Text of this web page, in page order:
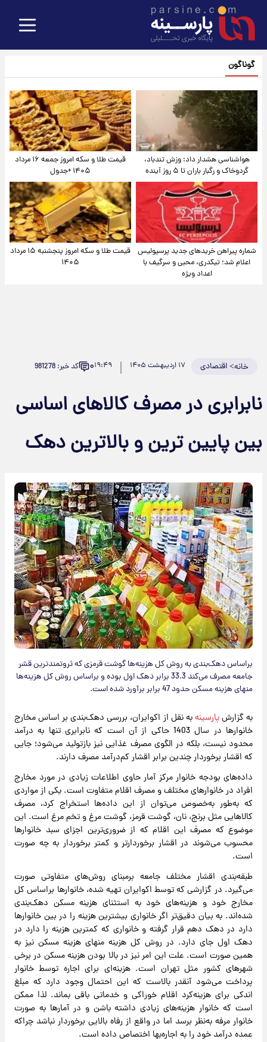
گوناگون
هواشناسی هشدار داد: وزش تندباد،
گردوخاک و رگبار باران تا ۵ روز آینده
قیمت طلا و سکه امروز جمعه ۱۶ مرداد
۱۴۰۵ +جدول
شماره پیراهن خریدهای جدید پرسپولیس
اعلام شد؛ تیکدری، محبی و سرگیف با
اعداد ویژه
قیمت طلا و سکه امروز پنجشنبه ۱۵ مرداد
۱۴۰۵
خانه>اقتصادی ۱۷ اردیبهشت ۱۴۰۵ ۱۹:۴۹۰ کد خبر: 981278
نابرابری در مصرف کالاهای اساسی
بین پایین ترین و بالاترین دهک
براساس دهک‌بندی به روش کل هزینه‌ها گوشت قرمزی که ثروتمندترین قشر
جامعه مصرف ‌می‌کند 33.3 برابر دهک اول بوده و براساس روش کل هزینه‌ها
منهای هزینه مسکن حدود 47 برابر برآورد شده است.
به گزارشپارسینهبه نقل از اکوایران، بررسی دهک‌بندی بر اساس مخارج
خانوارها در سال 1403 حاکی از آن است که نابرابری تنها به درآمد
محدود نیست، بلکه در الگوی مصرف غذایی نیز بازتولید می‌شود؛ جایی
که اقشار برخوردار چندین برابر اقشار کم‌درآمد مصرف دارند.
داده‌های بودجه خانوار مرکز آمار حاوی اطلاعات زیادی در مورد مخارج
افراد در خانوارهای مختلف و مصرف اقلام متفاوت است. یکی از مواردی
که به‌طور به‌خصوص می‌توان از این داده‌ها استخراج کرد، مصرف
کالاهایی مثل برنج، نان، گوشت قرمز، گوشت مرغ و تخم مرغ است. این
موضوع که مصرف این اقلام که از ضروری‌ترین اجزای سبد خانوارها
محسوب می‌شوند در اقشار برخوردارتر و کمتر برخوردار به چه صورت
است.
طبقه‌بندی اقشار مختلف جامعه برمبنای روش‌های متفاوتی صورت
می‌گیرد. در گزارشی که توسط اکوایران تهیه شده، خانوارها براساس کل
مخارج خود و هزینه‌های خود به استثنای هزینه مسکن دهک‌بندی
شده‌اند. به بیان دقیق‌تر اگر خانواری بیشترین هزینه را در بین خانوارها
دارد در دهک دهم قرار گرفته و خانواری که کمترین هزینه را دارد در
دهک اول جای دارد. در روش کل هزینه منهای هزینه مسکن نیز به
همین صورت است. علت این امر نیز در بالا بودن هزینه مسکن در برخی
شهرهای کشور مثل تهران است. هزینه‌ای برای اجاره توسط خانوار
پرداخت می‌شود آنقدر بالاست که این احتمال وجود دارد که مبلغ
اندکی برای هزینه‌کرد اقلام خوراکی و خدماتی باقی‌ بماند. لذا ممکن
است که خانوار هزینه‌های زیادی داشته باشن و در آمارها به صورت
خانوار مرفه به‌نظر برسد اما در واقع از رفاه بالایی برخوردار نباشد چراکه
عمده درآمد خود را به اجاره‌بها اختصاص داده است.